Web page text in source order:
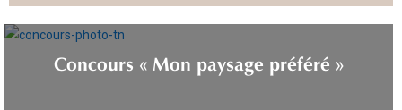
Concours « Mon paysage préféré »